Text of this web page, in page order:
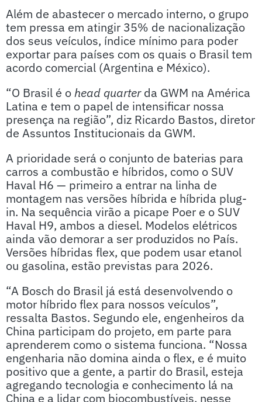
Além de abastecer o mercado interno, o grupo
tem pressa em atingir 35% de nacionalização
dos seus veículos, índice mínimo para poder
exportar para países com os quais o Brasil tem
acordo comercial (Argentina e México).
“O Brasil é ohead quarterda GWM na América
Latina e tem o papel de intensificar nossa
presença na região”, diz Ricardo Bastos, diretor
de Assuntos Institucionais da GWM.
A prioridade será o conjunto de baterias para
carros a combustão e híbridos, como o SUV
Haval H6 — primeiro a entrar na linha de
montagem nas versões híbrida e híbrida plug-
in. Na sequência virão a picape Poer e o SUV
Haval H9, ambos a diesel. Modelos elétricos
ainda vão demorar a ser produzidos no País.
Versões híbridas flex, que podem usar etanol
ou gasolina, estão previstas para 2026.
“A Bosch do Brasil já está desenvolvendo o
motor híbrido flex para nossos veículos”,
ressalta Bastos. Segundo ele, engenheiros da
China participam do projeto, em parte para
aprenderem como o sistema funciona. “Nossa
engenharia não domina ainda o flex, e é muito
positivo que a gente, a partir do Brasil, esteja
agregando tecnologia e conhecimento lá na
China e a lidar com biocombustíveis, nesse